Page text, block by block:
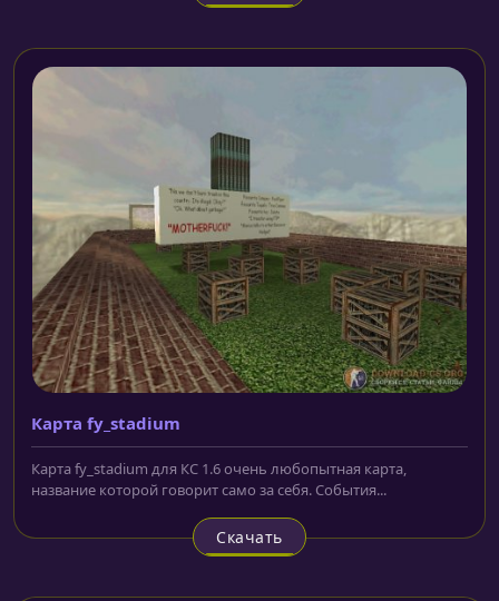
Карта fy_stadium
Карта fy_stadium для КС 1.6 очень любопытная карта,
название которой говорит само за себя. События...
Скачать